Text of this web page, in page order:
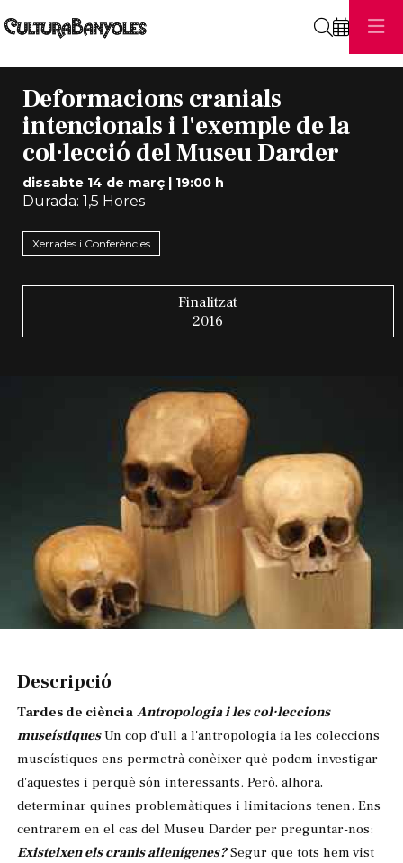
Deformacions cranials
intencionals i l'exemple de la
col·lecció del Museu Darder
dissabte 14 de març| 19:00 h
Durada: 1,5 Hores
Xerrades i Conferències
Finalitzat
2016
Descripció
Tardes de ciència Antropologia i les col·leccions
museístiquesUn cop d'ull a l'antropologia ia les coleccions
museístiques ens permetrà conèixer què podem investigar
d'aquestes i perquè són interessants. Però, alhora,
determinar quines problemàtiques i limitacions tenen. Ens
centrarem en el cas del Museu Darder per preguntar-nos:
Existeixen els cranis alienígenes?Segur que tots hem vist